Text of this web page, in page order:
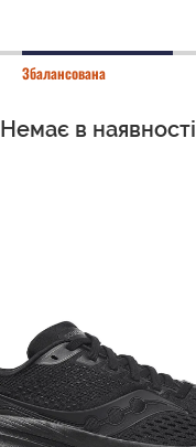
Збалансована
Немає в наявності